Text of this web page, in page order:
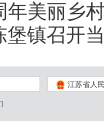
年美丽乡
堡镇召开
江苏省人